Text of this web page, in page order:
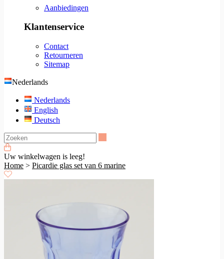
Aanbiedingen
Klantenservice
Contact
Retourneren
Sitemap
Nederlands
Nederlands
English
Deutsch
Uw winkelwagen is leeg!
Home > Picardie glas set van 6 marine